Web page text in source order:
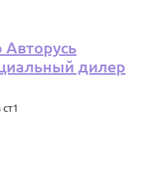
Авторусь
дилер